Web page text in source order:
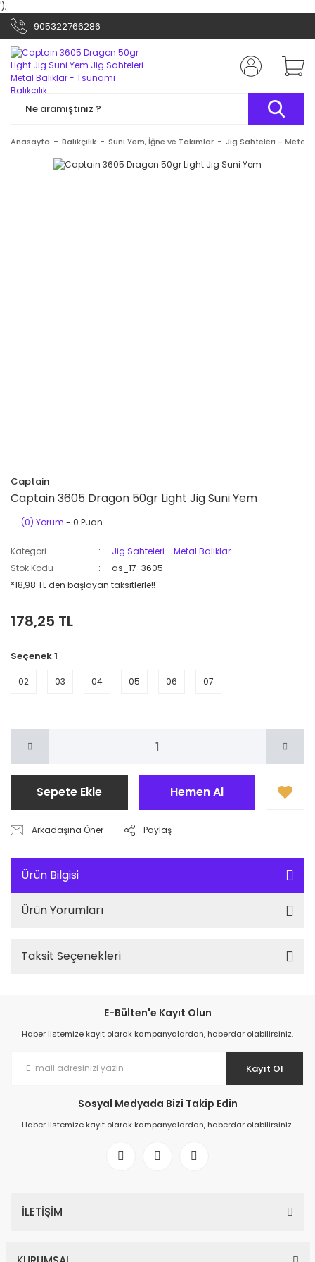
');
905322766286
Anasayfa Balıkçılık Suni Yem, İğne ve Takımlar Jig Sahteleri - Metal
Captain
Captain 3605 Dragon 50gr Light Jig Suni Yem
(0) Yorum - 0 Puan
Kategori
Jig Sahteleri - Metal Balıklar
Stok Kodu
as_17-3605
*18,98 TL den başlayan taksitlerle!!
178,25 TL
Seçenek 1
02 03 04 05 06 07
Sepete Ekle Hemen Al
Arkadaşına Öner Paylaş
Ürün Bilgisi
Ürün Yorumları
Taksit Seçenekleri
E-Bülten'e Kayıt Olun
Haber listemize kayıt olarak kampanyalardan, haberdar olabilirsiniz.
Kayıt Ol
Sosyal Medyada Bizi Takip Edin
Haber listemize kayıt olarak kampanyalardan, haberdar olabilirsiniz.
İLETİŞİM